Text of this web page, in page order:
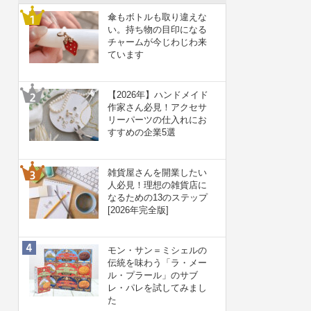
傘もボトルも取り違えな
い。持ち物の目印になる
チャームが今じわじわ来
ています
【2026年】ハンドメイド
作家さん必見！アクセサ
リーパーツの仕入れにお
すすめの企業5選
雑貨屋さんを開業したい
人必見！理想の雑貨店に
なるための13のステップ
[2026年完全版]
モン・サン＝ミシェルの
伝統を味わう「ラ・メー
ル・プラール」のサブ
レ・パレを試してみまし
た